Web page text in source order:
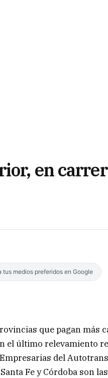
en
tus medios preferidos en Google
que pagan más
el último relevamiento
del
Fe y Córdoba son